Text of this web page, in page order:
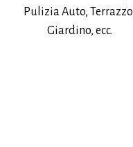
Pulizia Auto,
Giardino, ecc.